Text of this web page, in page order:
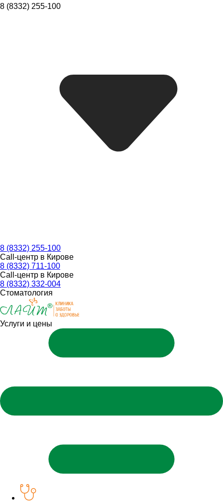
8 (8332) 255-100
8 (8332) 255-100
Call-центр в Кирове
8 (8332) 711-100
Call-центр в Кирове
8 (8332) 332-004
Стоматология
Услуги и цены